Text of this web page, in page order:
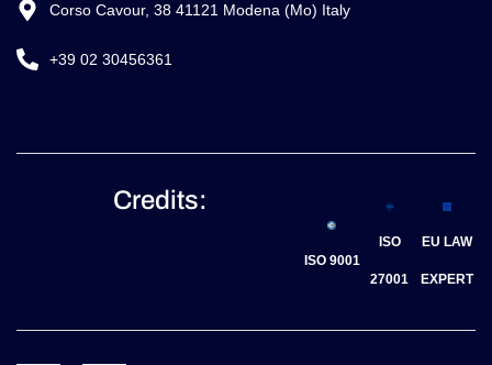
Corso Cavour, 38 41121 Modena (Mo) Italy
+39 02 30456361
Credits:
ISO 9001
ISO
27001
EU LAW
EXPERT